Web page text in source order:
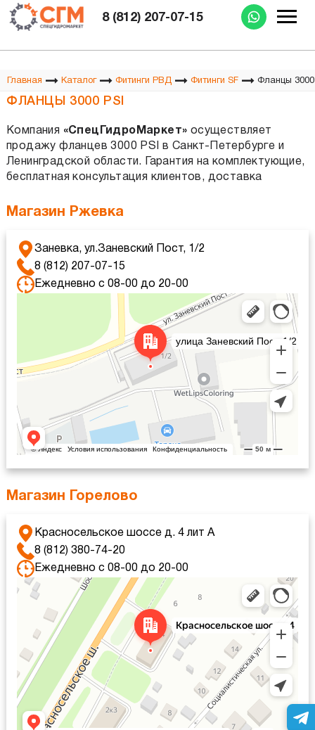
8 (812) 207-07-15
Изготовление РВД при Вас за 15 минут
Главная Каталог Фитинги РВД Фитинги SF Фланцы 3000
ФЛАНЦЫ 3000 PSI
Компания «СпецГидроМаркет» осуществляет
продажу фланцев 3000 PSI в Санкт-Петербурге и
Ленинградской области. Гарантия на комплектующие,
бесплатная консультация клиентов, доставка
Магазин Ржевка
Заневка, ул.Заневский Пост, 1/2
8 (812) 207-07-15
Ежедневно с 08-00 до 20-00
Яндекс Карты — транспорт, навигация, поиск мест
Магазин Горелово
Красносельское шоссе д. 4 лит А
8 (812) 380-74-20
Ежедневно с 08-00 до 20-00
Санкт‑Петербург
Красносельское шоссе, 4 — Яндекс Карты